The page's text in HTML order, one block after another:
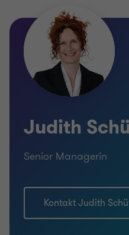
Judith
Senior Managerin
Kontakt Judith